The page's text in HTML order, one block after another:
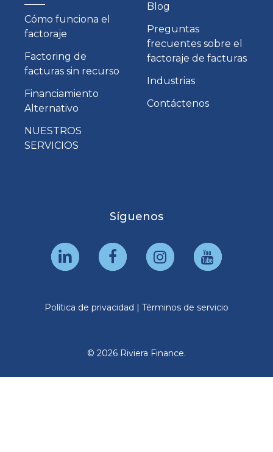
Cómo funciona el
factoraje
Factoring de
facturas sin recurso
Financiamiento
Alternativo
NUESTROS
SERVICIOS
Blog
Preguntas
frecuentes sobre el
factoraje de facturas
Industrias
Contáctenos
Síguenos
Política de privacidad | Términos de servicio
© 2026 Riviera Finance.